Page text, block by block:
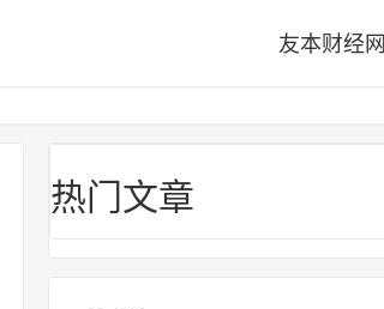
友本财经网
热门文章